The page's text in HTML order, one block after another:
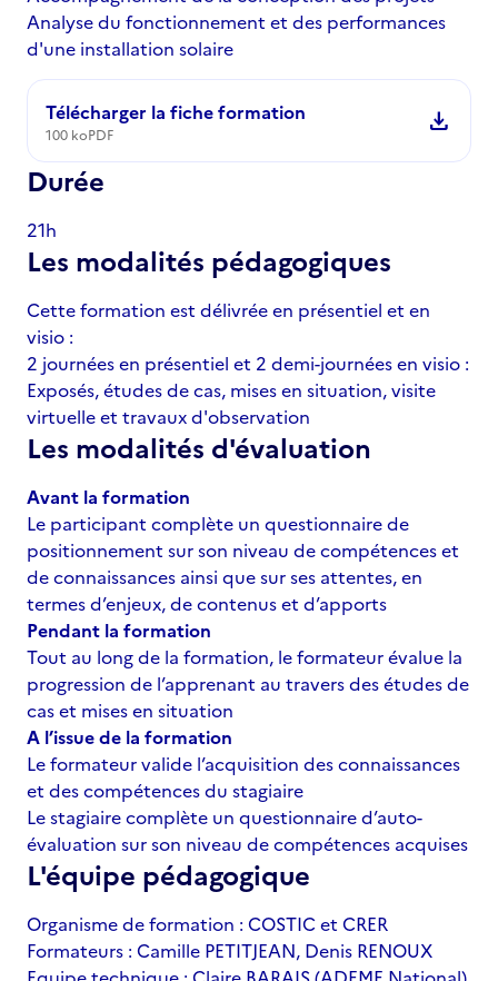
Analyse du fonctionnement et des performances
d'une installation solaire
Télécharger la fiche formation
100 koPDF download
Durée
21h
Les modalités pédagogiques
Cette formation est délivrée en présentiel et en
visio :
2 journées en présentiel et 2 demi-journées en visio :
Exposés, études de cas, mises en situation, visite
virtuelle et travaux d'observation
Les modalités d'évaluation
Avant la formation
Le participant complète un questionnaire de
positionnement sur son niveau de compétences et
de connaissances ainsi que sur ses attentes, en
termes d’enjeux, de contenus et d’apports
Pendant la formation
Tout au long de la formation, le formateur évalue la
progression de l’apprenant au travers des études de
cas et mises en situation
A l’issue de la formation
Le formateur valide l’acquisition des connaissances
et des compétences du stagiaire
Le stagiaire complète un questionnaire d’auto-
évaluation sur son niveau de compétences acquises
L'équipe pédagogique
Organisme de formation : COSTIC et CRER
Formateurs : Camille PETITJEAN, Denis RENOUX